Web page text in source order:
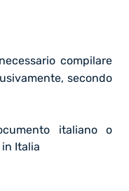
compilare
secondo
italiano o
Italia